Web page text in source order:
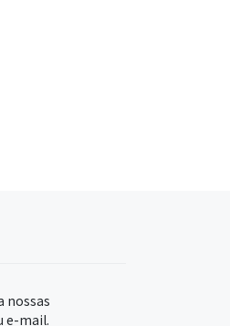
nossas
e-mail.